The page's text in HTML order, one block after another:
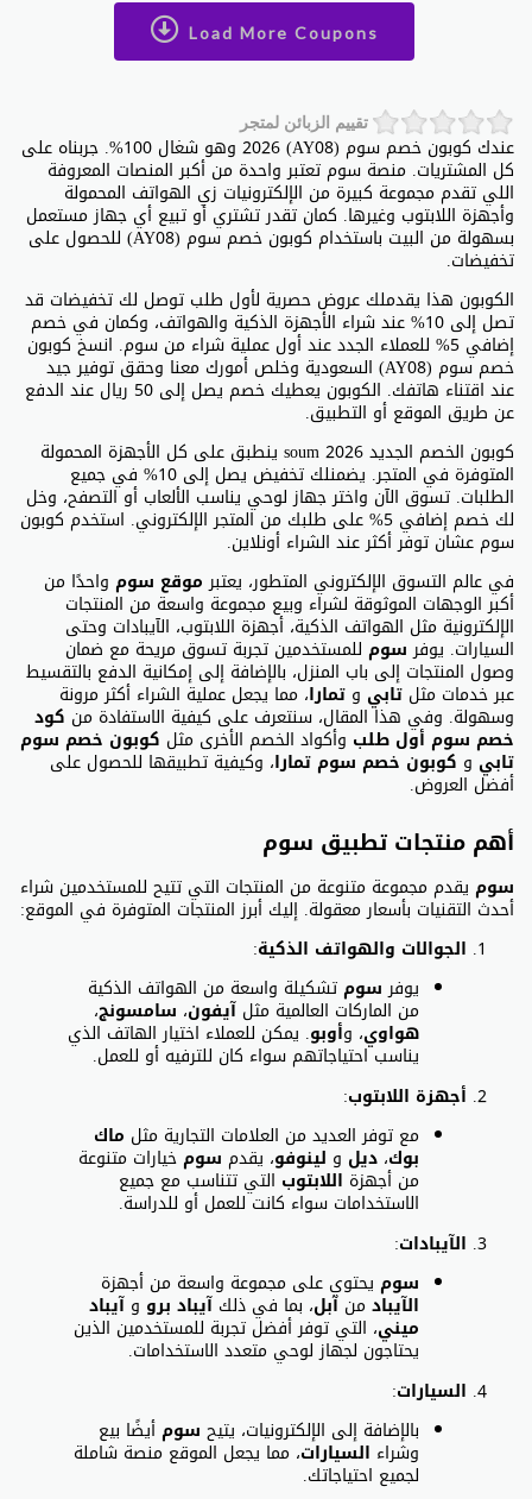
Load More Coupons
تقييم الزبائن لمتجر
عندك كوبون خصم سوم (AY08) 2026 وهو شغال 100%. جربناه على
كل المشتريات. منصة سوم تعتبر واحدة من أكبر المنصات المعروفة
اللي تقدم مجموعة كبيرة من الإلكترونيات زي الهواتف المحمولة
وأجهزة اللابتوب وغيرها. كمان تقدر تشتري أو تبيع أي جهاز مستعمل
بسهولة من البيت باستخدام كوبون خصم سوم (AY08) للحصول على
تخفيضات.
الكوبون هذا يقدملك عروض حصرية لأول طلب توصل لك تخفيضات قد
تصل إلى 10% عند شراء الأجهزة الذكية والهواتف، وكمان في خصم
إضافي 5% للعملاء الجدد عند أول عملية شراء من سوم. انسخ كوبون
خصم سوم (AY08) السعودية وخلص أمورك معنا وحقق توفير جيد
عند اقتناء هاتفك. الكوبون يعطيك خصم يصل إلى 50 ريال عند الدفع
عن طريق الموقع أو التطبيق.
كوبون الخصم الجديد soum 2026 ينطبق على كل الأجهزة المحمولة
المتوفرة في المتجر. يضمنلك تخفيض يصل إلى 10% في جميع
الطلبات. تسوق الآن واختر جهاز لوحي يناسب الألعاب أو التصفح، وخل
لك خصم إضافي 5% على طلبك من المتجر الإلكتروني. استخدم كوبون
سوم عشان توفر أكثر عند الشراء أونلاين.
في عالم التسوق الإلكتروني المتطور، يعتبرموقع سوم واحدًا من
أكبر الوجهات الموثوقة لشراء وبيع مجموعة واسعة من المنتجات
الإلكترونية مثل الهواتف الذكية، أجهزة اللابتوب، الآيبادات وحتى
السيارات. يوفرسوم للمستخدمين تجربة تسوق مريحة مع ضمان
وصول المنتجات إلى باب المنزل، بالإضافة إلى إمكانية الدفع بالتقسيط
عبر خدمات مثل تابي و تمارا، مما يجعل عملية الشراء أكثر مرونة
وسهولة. وفي هذا المقال، سنتعرف على كيفية الاستفادة من كود
خصم سوم أول طلب وأكواد الخصم الأخرى مثل كوبون خصم سوم
تابيو كوبون خصم سوم تمارا، وكيفية تطبيقها للحصول على
أفضل العروض.
أهم منتجات تطبيق سوم
سوم يقدم مجموعة متنوعة من المنتجات التي تتيح للمستخدمين شراء
أحدث التقنيات بأسعار معقولة. إليك أبرز المنتجات المتوفرة في الموقع:
الجوالات والهواتف الذكية:
يوفرسومتشكيلة واسعة من الهواتف الذكية
من الماركات العالمية مثل آيفون، سامسونج،
هواوي، وأوبو. يمكن للعملاء اختيار الهاتف الذي
يناسب احتياجاتهم سواء كان للترفيه أو للعمل.
أجهزة اللابتوب:
مع توفر العديد من العلامات التجارية مثل ماك
بوك، ديل و لينوفو، يقدم سومخيارات متنوعة
من أجهزة اللابتوب التي تتناسب مع جميع
الاستخدامات سواء كانت للعمل أو للدراسة.
الآيبادات:
سوم يحتوي على مجموعة واسعة من أجهزة
الآيبادمن آبل، بما في ذلك آيباد برو و آيباد
ميني، التي توفر أفضل تجربة للمستخدمين الذين
يحتاجون لجهاز لوحي متعدد الاستخدامات.
السيارات:
بالإضافة إلى الإلكترونيات، يتيح سومأيضًا بيع
وشراء السيارات، مما يجعل الموقع منصة شاملة
لجميع احتياجاتك.